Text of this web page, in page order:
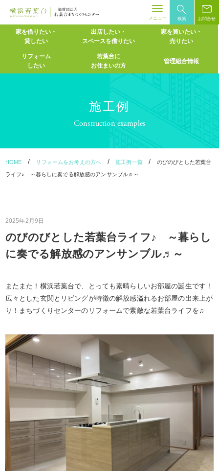
content
メニュー 検索 お問合せ
家を借りたい・
貸したい
出店したい・
スペースを借りたい
家を買いたい・
売りたい
リフォーム
したい
若葉台に
お住まいの方
管理組合情報
施工例
Construction examples
HOME / リフォームをお考えの方へ /施工例一覧/ のびのびとした若葉台
ライフ♪ ～暮らしに奏でる解放感のアンサンブル♬～
2025年2月9日
のびのびとした若葉台ライフ♪ ～暮らし
に奏でる解放感のアンサンブル♬～
またまた！横浜若葉台で、とっても素晴らしいお部屋の誕生です！
広々とした玄関とリビングが特徴の解放感溢れるお部屋の出来上が
り！まちづくりセンターのリフォームで素敵な若葉台ライフを♫